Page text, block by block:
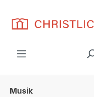
Musik